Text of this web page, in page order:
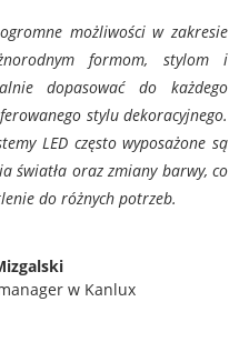
możliwości w zakresie
formom, stylom i
dopasować do każdego
stylu dekoracyjnego.
LED często wyposażone są
światła oraz zmiany barwy, co
do różnych potrzeb.
w Kanlux